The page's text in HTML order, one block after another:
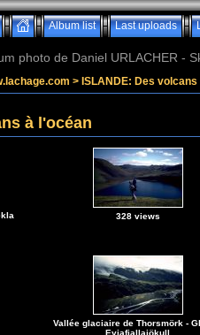
Album list Last uploads
photo de Daniel URLACHER -
> ISLANDE: Des
à l'océan
328 views
Vallée glaciaire de Thorsmörk -
Eyjafjallajökull